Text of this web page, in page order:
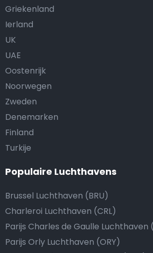
Griekenland
Ierland
UK
UAE
Oostenrijk
Noorwegen
Zweden
Denemarken
Finland
Turkije
Populaire Luchthavens
Brussel Luchthaven (BRU)
Charleroi Luchthaven (CRL)
Parijs Charles de Gaulle Luchthaven
Parijs Orly Luchthaven (ORY)